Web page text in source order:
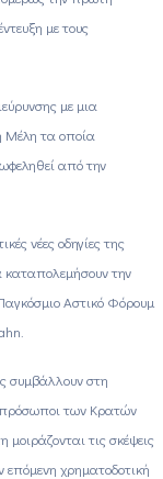
με τους
με μια
Μέλη τα οποία
από την
νέες οδηγίες της
καταπολεμήσουν την
Αστικό Φόρουμ
συμβάλλουν στη
των Κρατών
τις σκέψεις
επόμενη χρηματοδοτική